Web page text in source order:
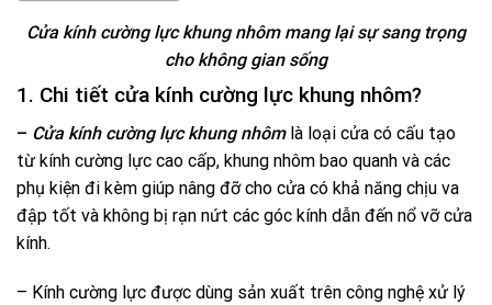
Cửa kính cường lực khung nhôm mang lại sự sang trọng
cho không gian sống
1. Chi tiết cửa kính cường lực khung nhôm?
– Cửa kính cường lực khung nhômlà loại cửa có cấu tạo
từ kính cường lực cao cấp, khung nhôm bao quanh và các
phụ kiện đi kèm giúp nâng đỡ cho cửa có khả năng chịu va
đập tốt và không bị rạn nứt các góc kính dẫn đến nổ vỡ cửa
kính.
– Kính cường lực được dùng sản xuất trên công nghệ xử lý